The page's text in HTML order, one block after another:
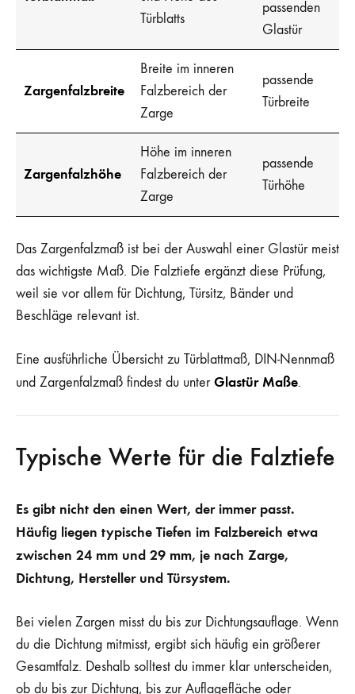
Türblatts
passenden
Glastür
Zargenfalzbreite
Breite im inneren
Falzbereich der
Zarge
passende
Türbreite
Zargenfalzhöhe
Höhe im inneren
Falzbereich der
Zarge
passende
Türhöhe
Das Zargenfalzmaß ist bei der Auswahl einer Glastür meist
das wichtigste Maß. Die Falztiefe ergänzt diese Prüfung,
weil sie vor allem für Dichtung, Türsitz, Bänder und
Beschläge relevant ist.
Eine ausführliche Übersicht zu Türblattmaß, DIN-Nennmaß
und Zargenfalzmaß findest du unterGlastür Maße.
Typische Werte für die Falztiefe
Es gibt nicht den einen Wert, der immer passt.
Häufig liegen typische Tiefen im Falzbereich etwa
zwischen 24 mm und 29 mm, je nach Zarge,
Dichtung, Hersteller und Türsystem.
Bei vielen Zargen misst du bis zur Dichtungsauflage. Wenn
du die Dichtung mitmisst, ergibt sich häufig ein größerer
Gesamtfalz. Deshalb solltest du immer klar unterscheiden,
ob du bis zur Dichtung, bis zur Auflagefläche oder